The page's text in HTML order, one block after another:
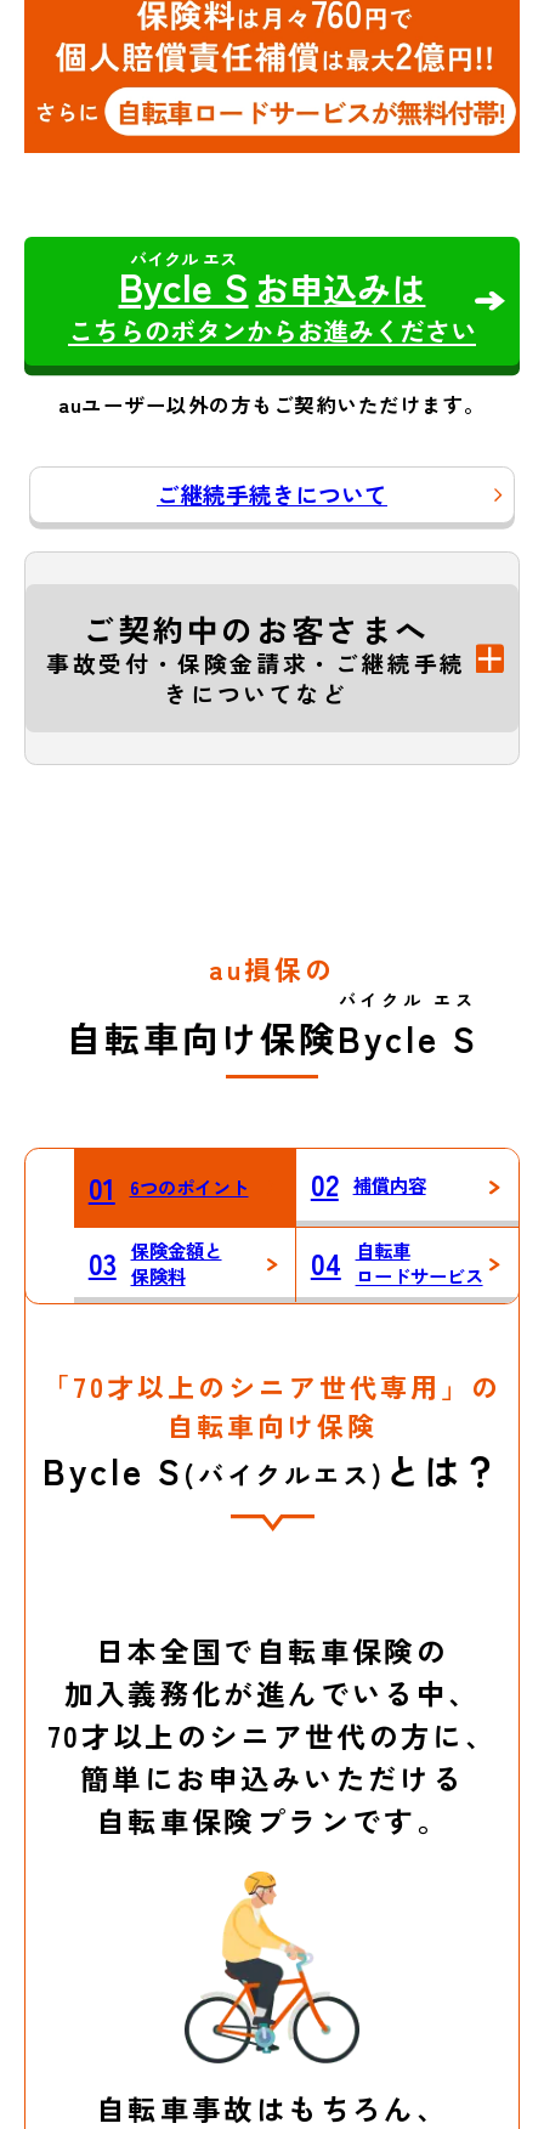
Bycle S お申込みは
こちらのボタンからお進みください
auユーザー以外の方もご契約いただけます。
ご継続手続きについて
ご契約中のお客さまへ
事故受付・保険金請求・ご継続手続
きについてなど
au損保の
自転車向け保険Bycle S
バイクル エス
01 6つのポイント 02 補償内容
03 保険金額と
保険料
04
自転車
ロードサービス
「70才以上のシニア世代専用」の
自転車向け保険
Bycle S(バイクルエス) とは？
日本全国で自転車保険の
加入義務化が進んでいる中、
70才以上のシニア世代の方に、
簡単にお申込みいただける
自転車保険プランです。
自転車事故はもちろん、